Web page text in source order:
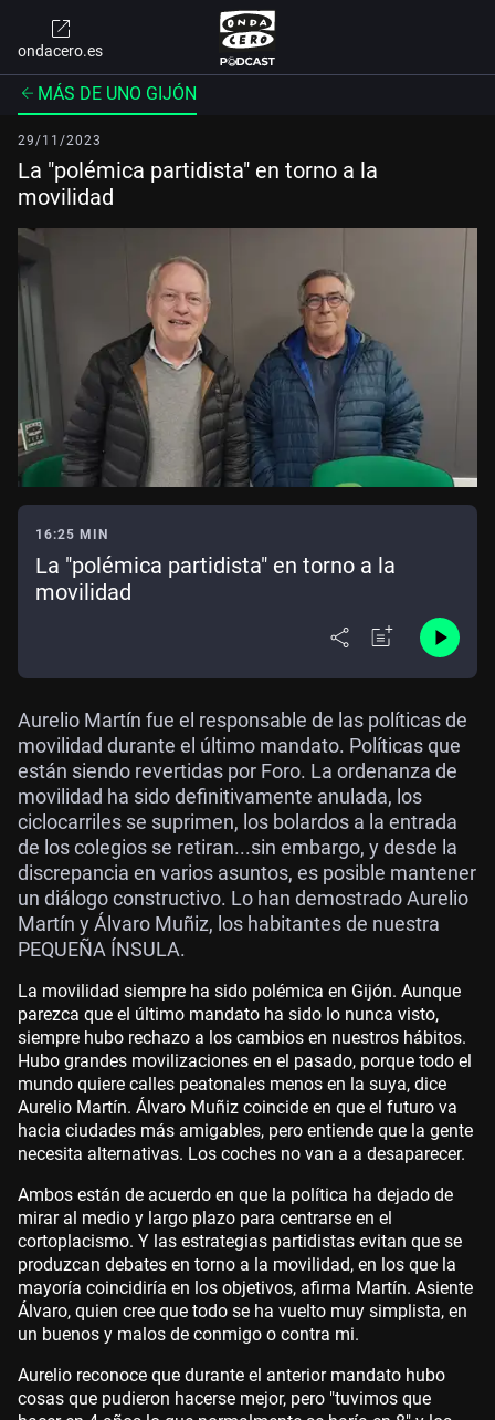
ondacero.es
MÁS DE UNO GIJÓN
29/11/2023
La "polémica partidista" en torno a la
movilidad
16:25 MIN
La "polémica partidista" en torno a la
movilidad
Aurelio Martín fue el responsable de las políticas de
movilidad durante el último mandato. Políticas que
están siendo revertidas por Foro. La ordenanza de
movilidad ha sido definitivamente anulada, los
ciclocarriles se suprimen, los bolardos a la entrada
de los colegios se retiran...sin embargo, y desde la
discrepancia en varios asuntos, es posible mantener
un diálogo constructivo. Lo han demostrado Aurelio
Martín y Álvaro Muñiz, los habitantes de nuestra
PEQUEÑA ÍNSULA.
La movilidad siempre ha sido polémica en Gijón. Aunque
parezca que el último mandato ha sido lo nunca visto,
siempre hubo rechazo a los cambios en nuestros hábitos.
Hubo grandes movilizaciones en el pasado, porque todo el
mundo quiere calles peatonales menos en la suya, dice
Aurelio Martín. Álvaro Muñiz coincide en que el futuro va
hacia ciudades más amigables, pero entiende que la gente
necesita alternativas. Los coches no van a a desaparecer.
Ambos están de acuerdo en que la política ha dejado de
mirar al medio y largo plazo para centrarse en el
cortoplacismo. Y las estrategias partidistas evitan que se
produzcan debates en torno a la movilidad, en los que la
mayoría coincidiría en los objetivos, afirma Martín. Asiente
Álvaro, quien cree que todo se ha vuelto muy simplista, en
un buenos y malos de conmigo o contra mi.
Aurelio reconoce que durante el anterior mandato hubo
cosas que pudieron hacerse mejor, pero "tuvimos que